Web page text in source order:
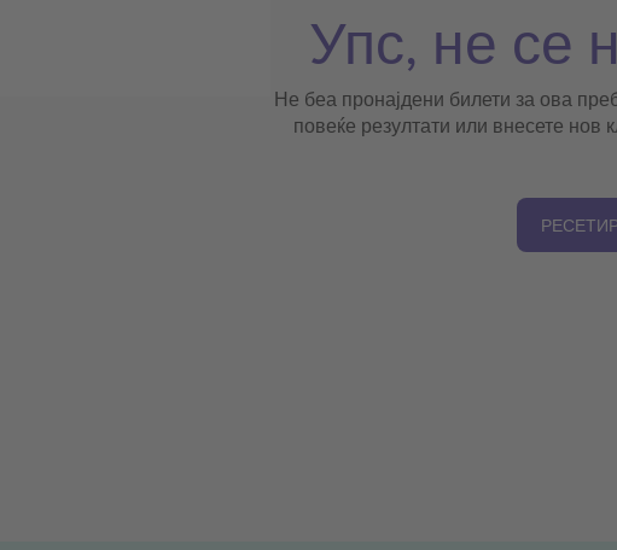
Упс, не се
Не беа пронајдени билети за ова
повеќе резултати или внесете